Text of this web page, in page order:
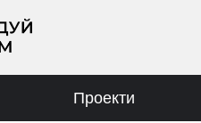
Проекти